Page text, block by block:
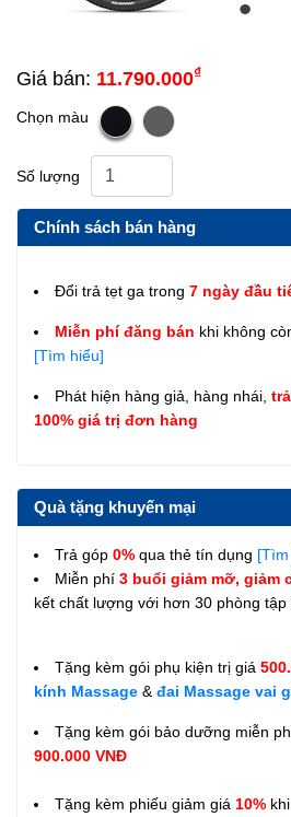
Giá bán: 11.790.000₫
Chọn màu
Số lượng
Chính sách bán hàng
Đổi trả tẹt ga trong 7 ngày đầu
Miễn phí đăng bán khi không
[Tìm hiểu]
Phát hiện hàng giả, hàng nhái,
100% giá trị đơn hàng
Quà tặng khuyến mại
Trả góp 0% qua thẻ tín dụng
Miễn phí 3 buổi giảm mỡ, giảm
kết chất lượng với hơn 30 phòng
Tặng kèm gói phụ kiện trị giá
kính Massage & đai Massage vai
Tặng kèm gói bảo dưỡng miễn
900.000 VNĐ
Tặng kèm phiếu giảm giá 10%